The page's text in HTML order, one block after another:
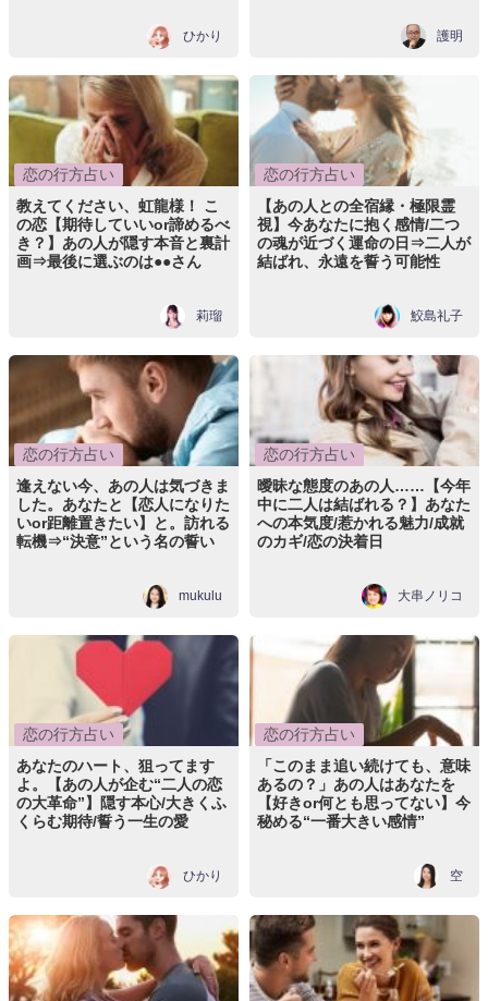
ひかり 護明
恋の行方占い
教えてください、虹龍様！ こ
の恋【期待していいor諦めるべ
き？】あの人が隠す本音と裏計
画⇒最後に選ぶのは●●さん
莉瑠
恋の行方占い
【あの人との全宿縁・極限霊
視】今あなたに抱く感情/二つ
の魂が近づく運命の日⇒二人が
結ばれ、永遠を誓う可能性
鮫島礼子
恋の行方占い
逢えない今、あの人は気づきま
した。あなたと【恋人になりた
いor距離置きたい】と。訪れる
転機⇒“決意”という名の誓い
mukulu
恋の行方占い
曖昧な態度のあの人……【今年
中に二人は結ばれる？】あなた
への本気度/惹かれる魅力/成就
のカギ/恋の決着日
大串ノリコ
恋の行方占い
あなたのハート、狙ってます
よ。【あの人が企む“二人の恋
の大革命”】隠す本心/大きくふ
くらむ期待/誓う一生の愛
ひかり
恋の行方占い
「このまま追い続けても、意味
あるの？」あの人はあなたを
【好きor何とも思ってない】今
秘める“一番大きい感情”
空